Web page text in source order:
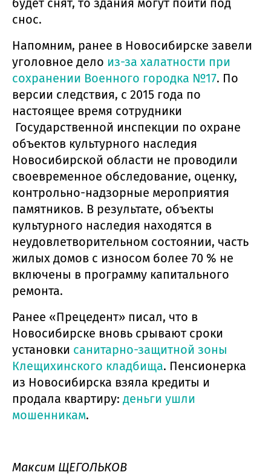
снос.
Напомним, ранее в Новосибирске завели
уголовное дело из-за халатности при
сохранении Военного городка №17. По
версии следствия, с 2015 года по
настоящее время сотрудники
Государственной инспекции по охране
объектов культурного наследия
Новосибирской области не проводили
своевременное обследование, оценку,
контрольно-надзорные мероприятия
памятников. В результате, объекты
культурного наследия находятся в
неудовлетворительном состоянии, часть
жилых домов с износом более 70 % не
включены в программу капитального
ремонта.
Ранее «Прецедент» писал, что в
Новосибирске вновь срывают сроки
установки санитарно-защитной зоны
Клещихинского кладбища. Пенсионерка
из Новосибирска взяла кредиты и
продала квартиру: деньги ушли
мошенникам.
Максим ЩЕГОЛЬКОВ